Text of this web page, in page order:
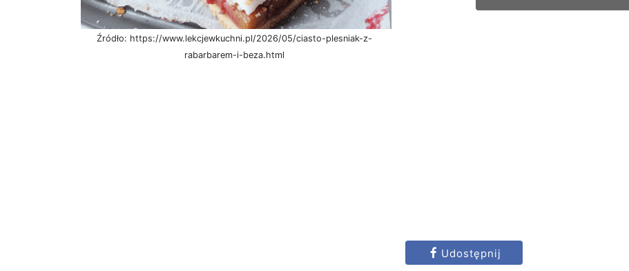
Źródło: https://www.lekcjewkuchni.pl/2026/05/ciasto-plesniak-z-
rabarbarem-i-beza.html
Udostępnij